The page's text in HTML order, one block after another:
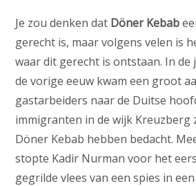
Je zou denken dat Döner Kebab
gerecht is, maar volgens velen is
waar dit gerecht is ontstaan. In de
de vorige eeuw kwam een groot
gastarbeiders naar de Duitse
immigranten in de wijk Kreuzberg
Döner Kebab hebben bedacht.
stopte Kadir Nurman voor het
gegrilde vlees van een spies in